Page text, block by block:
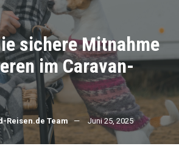
sichere Mitnahme
im Caravan-
Reisen.de Team Juni 25, 2025